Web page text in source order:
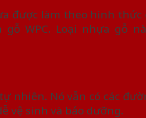
được làm theo hình thức
WPC. Loại nhựa gỗ
Nó vẫn có các
vệ sinh và bảo dưỡng.